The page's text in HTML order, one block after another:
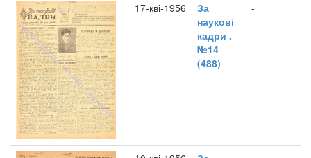
17-кві-1956
За
наукові
кадри .
№14
(488)
-